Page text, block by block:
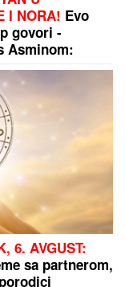
SOLARNIH
"Bogetići"
vrućinama:
pred